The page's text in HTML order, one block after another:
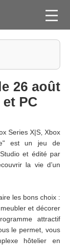
FILMS
VIDÉO
ESPACE
MEMBRE
26 août
PC
Series X|S, Xbox
est un jeu de
et édité par
la vie d’un
les bons choix :
et décorer
attractif
le permet, vous
hôtelier en